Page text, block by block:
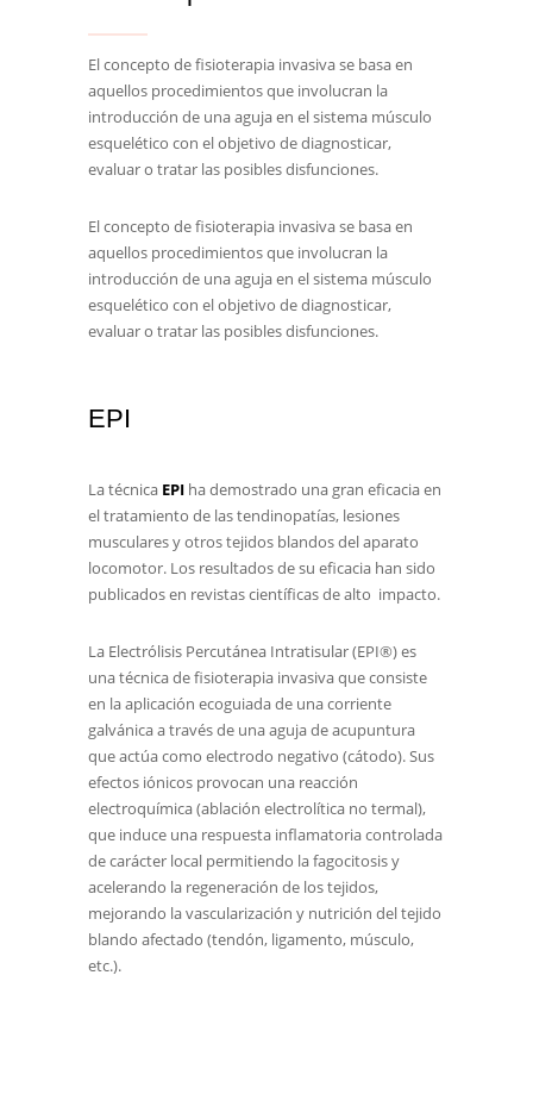
El concepto de fisioterapia invasiva se basa en
aquellos procedimientos que involucran la
introducción de una aguja en el sistema músculo
esquelético con el objetivo de diagnosticar,
evaluar o tratar las posibles disfunciones.
El concepto de fisioterapia invasiva se basa en
aquellos procedimientos que involucran la
introducción de una aguja en el sistema músculo
esquelético con el objetivo de diagnosticar,
evaluar o tratar las posibles disfunciones.
EPI
La técnica EPI ha demostrado una gran eficacia en
el tratamiento de las tendinopatías, lesiones
musculares y otros tejidos blandos del aparato
locomotor. Los resultados de su eficacia han sido
publicados en revistas científicas de alto impacto.
La Electrólisis Percutánea Intratisular (EPI®) es
una técnica de fisioterapia invasiva que consiste
en la aplicación ecoguiada de una corriente
galvánica a través de una aguja de acupuntura
que actúa como electrodo negativo (cátodo). Sus
efectos iónicos provocan una reacción
electroquímica (ablación electrolítica no termal),
que induce una respuesta inflamatoria controlada
de carácter local permitiendo la fagocitosis y
acelerando la regeneración de los tejidos,
mejorando la vascularización y nutrición del tejido
blando afectado (tendón, ligamento, músculo,
etc.).